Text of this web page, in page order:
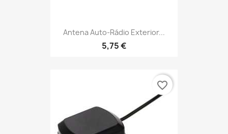
Antena Auto-Rádio Exterior...
5,75 €
favorite_border